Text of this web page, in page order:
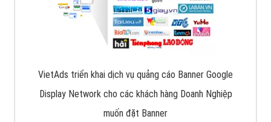
VietAds triển khai dịch vụ quảng cáo Banner Google
Display Network cho các khách hàng Doanh Nghiệp
muốn đặt Banner